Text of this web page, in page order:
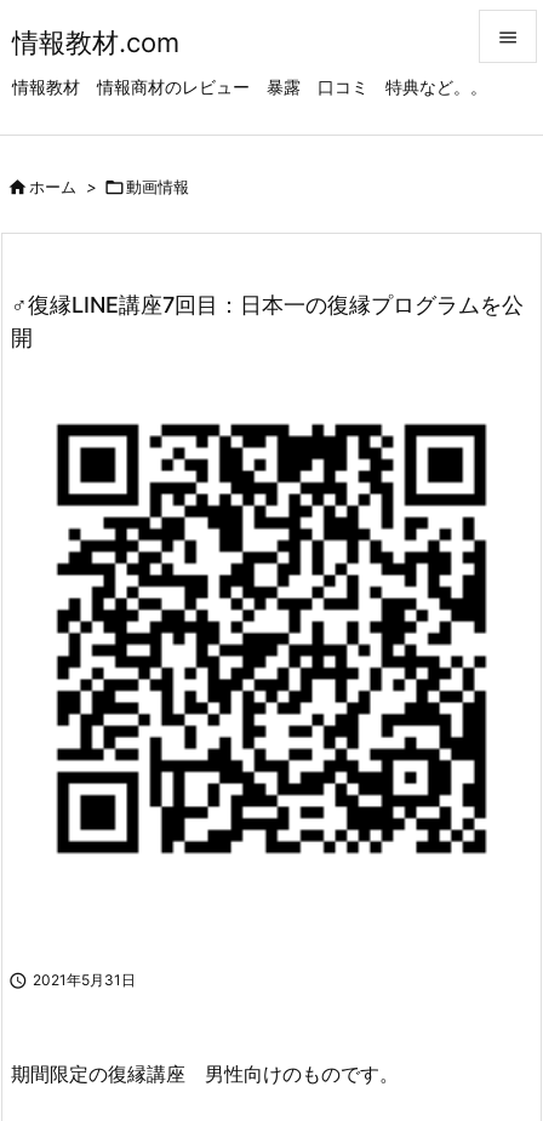
情報教材.com
情報教材 情報商材のレビュー 暴露 口コミ 特典など。。

前へ
次へ
ホーム > 動画情報
♂復縁LINE講座7回目：日本一の復縁プログラムを公
開
 2021年5月31日
期間限定の復縁講座 男性向けのものです。